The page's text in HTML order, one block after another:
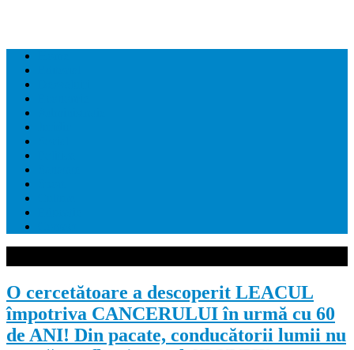
O cercetătoare a descoperit LEACUL
împotriva CANCERULUI în urmă cu 60
de ANI! Din pacate, conducătorii lumii nu